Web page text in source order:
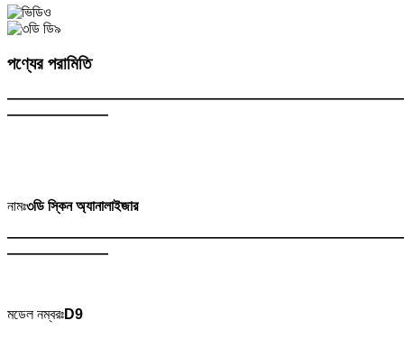
পণ্যের পরামিতি
———————
নামঃ৩ডি স্কিন অ্যানালাইজার
———————
মডেল নম্বরঃD9